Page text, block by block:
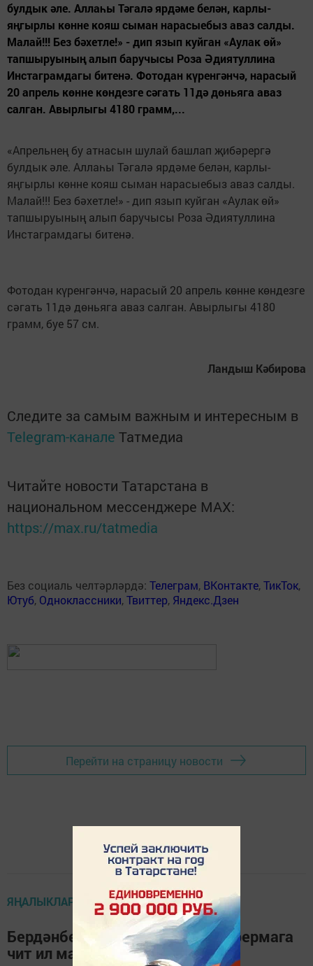
булдык әле. Аллаһы Тәгалә ярдәме белән, карлы-
яңгырлы көнне кояш сыман нарасыебыз аваз салды.
Малай!!! Без бәхетле!» - дип язып куйган «Аулак өй»
тапшыруының алып баручысы Роза Әдиятуллина
Инстаграмдагы битенә. Фотодан күренгәнчә, нарасый
20 апрель көнне көндезге сәгать 11дә дөньяга аваз
салган. Авырлыгы 4180 грамм,...
«Апрельнең бу атнасын шулай башлап җибәрергә
булдык әле. Аллаһы Тәгалә ярдәме белән, карлы-
яңгырлы көнне кояш сыман нарасыебыз аваз салды.
Малай!!! Без бәхетле!» - дип язып куйган «Аулак өй»
тапшыруының алып баручысы Роза Әдиятуллина
Инстаграмдагы битенә.
Фотодан күренгәнчә, нарасый 20 апрель көнне көндезге
сәгать 11дә дөньяга аваз салган. Авырлыгы 4180
грамм, буе 57 см.
Ландыш Кәбирова
Следите за самым важным и интересным в
Telegram-канале Татмедиа
Читайте новости Татарстана в
национальном мессенджере MАХ:
https://max.ru/tatmedia
Без социаль челтәрләрдә: Телеграм, ВКонтакте,ТикТок,
Ютуб, Одноклассники,Твиттер, Яндекс.Дзен
Перейти на страницу новости
ЯҢАЛЫКЛАР
Бердәнбер сыер савучы Илгиз фермага
чит ил машинасында йөри